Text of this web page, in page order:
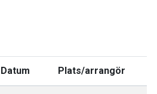
Datum Plats/arrangör